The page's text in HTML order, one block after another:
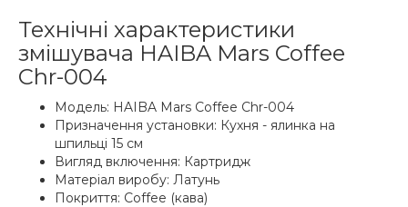
Технічні характеристики
змішувача HAIBA Mars Coffee
Chr-004
Модель: HAIBA Mars Coffee Chr-004
Призначення установки: Кухня - ялинка на
шпильці 15 см
Вигляд включення: Картридж
Матеріал виробу: Латунь
Покриття: Coffee (кава)